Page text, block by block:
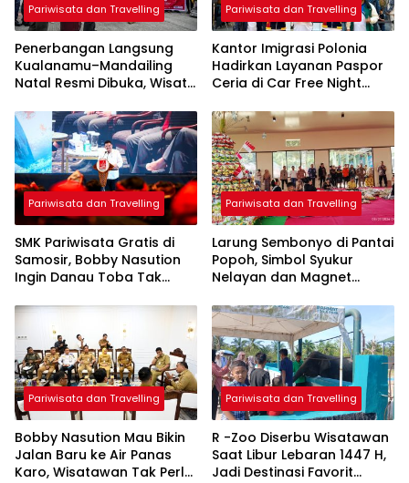
Pariwisata dan Travelling
Penerbangan Langsung
Kualanamu–Mandailing
Natal Resmi Dibuka, Wisata
Kini Makin Mudah
Pariwisata dan Travelling
Kantor Imigrasi Polonia
Hadirkan Layanan Paspor
Ceria di Car Free Night
Pelayanan kepada
Masyarakat
Pariwisata dan Travelling
SMK Pariwisata Gratis di
Samosir, Bobby Nasution
Ingin Danau Toba Tak
Punya SDM Kelas Dunia
Pariwisata dan Travelling
Larung Sembonyo di Pantai
Popoh, Simbol Syukur
Nelayan dan Magnet
Pariwisata dan Travelling
Bobby Nasution Mau Bikin
Jalan Baru ke Air Panas
Karo, Wisatawan Tak Perlu
Pariwisata dan Travelling
R -Zoo Diserbu Wisatawan
Saat Libur Lebaran 1447 H,
Jadi Destinasi Favorit